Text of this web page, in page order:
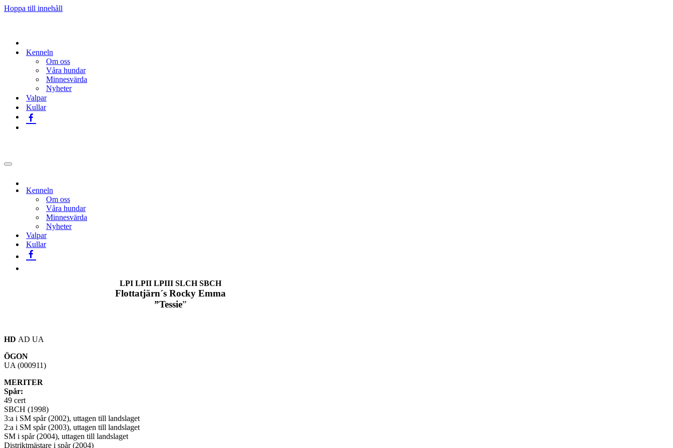
Hoppa till innehåll
Kenneln
Om oss
Våra hundar
Minnesvärda
Nyheter
Valpar
Kullar
Navigeringsmeny
Kenneln
Om oss
Våra hundar
Minnesvärda
Nyheter
Valpar
Kullar
LPI LPII LPIII SLCH SBCH
Flottatjärn´s Rocky Emma
”Tessie”
HD AD UA
ÖGON
UA (000911)
MERITER
Spår:
49 cert
SBCH (1998)
3:a i SM spår (2002), uttagen till landslaget
2:a i SM spår (2003), uttagen till landslaget
SM i spår (2004), uttagen till landslaget
Distriktmästare i spår (2004)